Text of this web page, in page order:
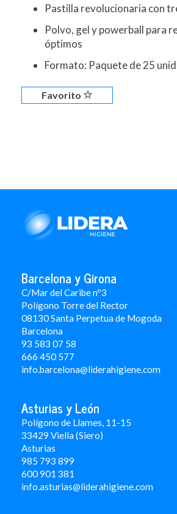
Pastilla revolucionaria con
Polvo, gel y powerball para
óptimos
Formato: Paquete de 25
Favorito
Barcelona y Girona
C/Mar del Caribe nº3
Polígono Torre del Rector
08130 Santa Perpetua de Mogoda
Barcelona
93 583 07 58
666 450 577
info.barcelona@liderahigiene.com
Asturias y León
Polígono de Llames, 11-15
33429 Viella (Siero)
Asturias
985 793 899
600 901 381
info.asturias@liderahigiene.com